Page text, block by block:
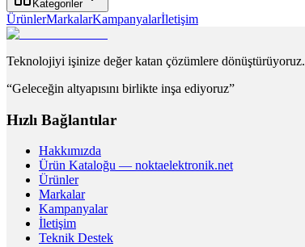
Kategoriler
ÜrünlerMarkalarKampanyalarİletişim
Teknolojiyi işinize değer katan çözümlere dönüştürüyoruz.
“Geleceğin altyapısını birlikte inşa ediyoruz”
Hızlı Bağlantılar
Hakkımızda
Ürün Kataloğu — noktaelektronik.net
Ürünler
Markalar
Kampanyalar
İletişim
Teknik Destek